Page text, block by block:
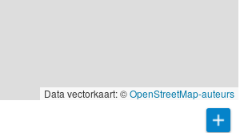
Data vectorkaart: ©OpenStreetMap-auteurs